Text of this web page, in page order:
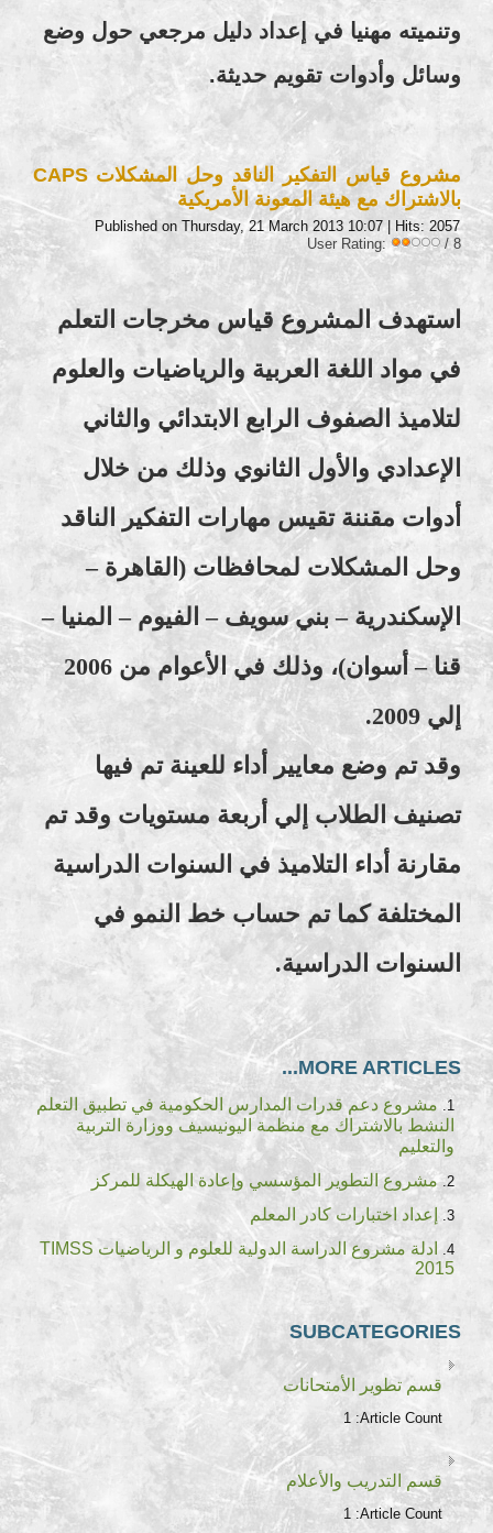
وتنميته مهنيا في إعداد دليل مرجعي حول وضع
وسائل وأدوات تقويم حديثة.
مشروع قياس التفكير الناقد وحل المشكلات CAPS
بالاشتراك مع هيئة المعونة الأمريكية
Published on Thursday, 21 March 2013 10:07| Hits: 2057
User Rating:
/ 8
استهدف المشروع قياس مخرجات التعلم
في مواد اللغة العربية والرياضيات والعلوم
لتلاميذ الصفوف الرابع الابتدائي والثاني
الإعدادي والأول الثانوي وذلك من خلال
أدوات مقننة تقيس مهارات التفكير الناقد
وحل المشكلات لمحافظات (القاهرة –
الإسكندرية – بني سويف – الفيوم – المنيا –
قنا – أسوان)، وذلك في الأعوام من 2006
إلي 2009.
وقد تم وضع معايير أداء للعينة تم فيها
تصنيف الطلاب إلي أربعة مستويات وقد تم
مقارنة أداء التلاميذ في السنوات الدراسية
المختلفة كما تم حساب خط النمو في
السنوات الدراسية.
MORE ARTICLES...
مشروع دعم قدرات المدارس الحكومية في تطبيق التعلم
النشط بالاشتراك مع منظمة اليونيسيف ووزارة التربية
والتعليم
مشروع التطوير المؤسسي وإعادة الهيكلة للمركز
إعداد اختبارات كادر المعلم
ادلة مشروع الدراسة الدولية للعلوم و الرياضيات TIMSS
2015
SUBCATEGORIES
قسم تطوير الأمتحانات
Article Count:
1
قسم التدريب والأعلام
Article Count:
1